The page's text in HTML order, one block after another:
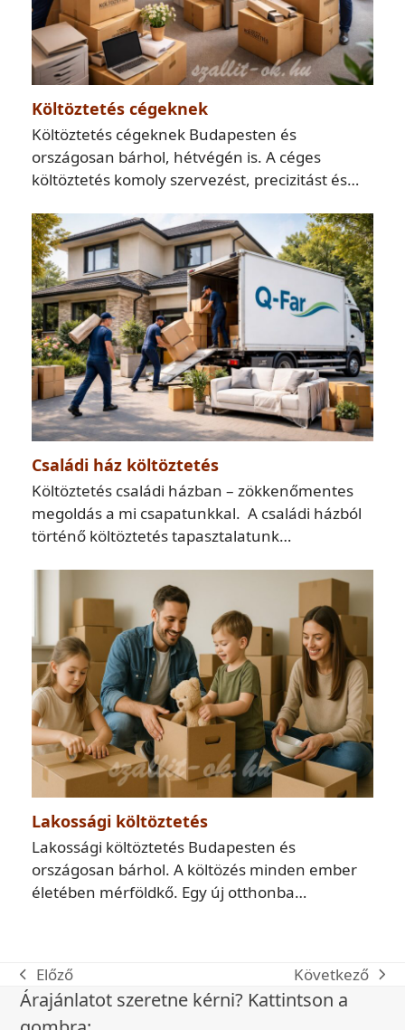
Költöztetés cégeknek
Költöztetés cégeknek Budapesten és
országosan bárhol, hétvégén is. A céges
költöztetés komoly szervezést, precizitást és…
Családi ház költöztetés
Költöztetés családi házban – zökkenőmentes
megoldás a mi csapatunkkal. A családi házból
történő költöztetés tapasztalatunk…
Lakossági költöztetés
Lakossági költöztetés Budapesten és
országosan bárhol. A költözés minden ember
életében mérföldkő. Egy új otthonba…
előző
bejegyzés:
Előző
következő
bejegyzés:
Következő
Árajánlatot szeretne kérni? Kattintson a